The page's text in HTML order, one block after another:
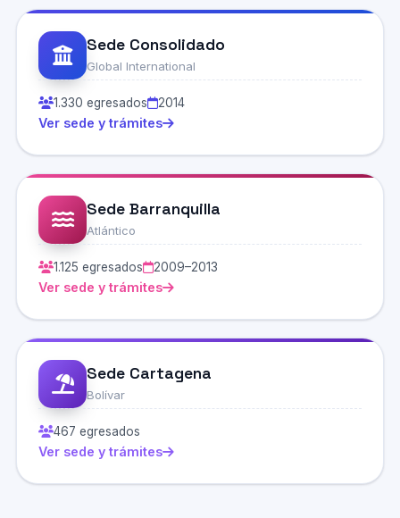
Sede Consolidado
Global International
1.330 egresados 2014
Ver sede y trámites
Sede Barranquilla
Atlántico
1.125 egresados 2009–2013
Ver sede y trámites
Sede Cartagena
Bolívar
467 egresados
Ver sede y trámites